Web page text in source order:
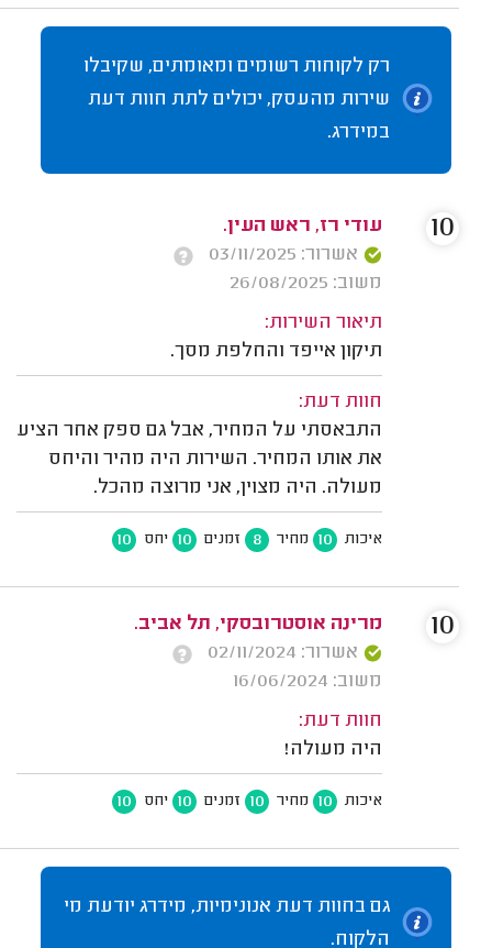
רק לקוחות רשומים ומאומתים, שקיבלו
שירות מהעסק, יכולים לתת חוות דעת
במידרג.
עודי רז, ראש העין.
אשרור: 03/11/2025
משוב: 26/08/2025
תיאור השירות:
תיקון אייפד והחלפת מסך.
חוות דעת:
התבאסתי על המחיר, אבל גם ספק אחר הציע
את אותו המחיר. השירות היה מהיר והיחס
מעולה. היה מצוין, אני מרוצה מהכל.
איכות 10 מחיר 8 זמנים 10 יחס 10
10
מרינה אוסטרובסקי, תל אביב.
אשרור: 02/11/2024
משוב: 16/06/2024
חוות דעת:
היה מעולה!
איכות 10 מחיר 10 זמנים 10 יחס 10
10
גם בחוות דעת אנונימיות, מידרג יודעת מי
הלקוח.